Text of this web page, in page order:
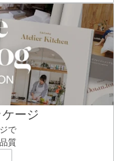
ージ
で
質